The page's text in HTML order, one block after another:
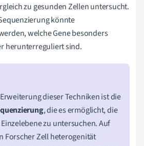
zu gesunden Zellen untersucht.
könnte
welche Gene besonders
herunterreguliert sind.
dieser Techniken ist die
, die es ermöglicht, die
zu untersuchen. Auf
Forscher Zell heterogenität